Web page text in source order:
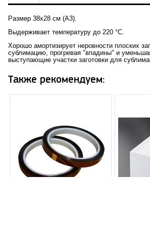
Размер 38х28 см (А3).
Выдерживает температуру до 220 °С.
Хорошо амортизирует неровности плоских
сублимацию, прогревая "впадины" и
выступающие участки заготовки для
Также рекомендуем: